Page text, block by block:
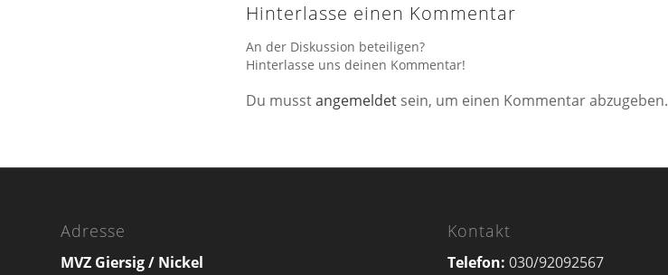
Hinterlasse einen Kommentar
An der Diskussion beteiligen?
Hinterlasse uns deinen Kommentar!
Du musstangemeldet sein, um einen Kommentar abzugeben.
Adresse
MVZ Giersig / Nickel
Kontakt
Telefon: 030/92092567